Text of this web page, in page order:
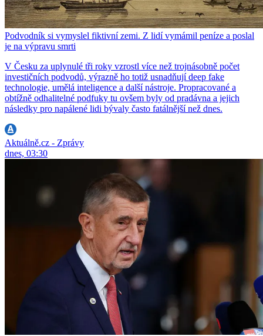
Podvodník si vymyslel fiktivní zemi. Z lidí vymámil peníze a poslal
je na výpravu smrti
V Česku za uplynulé tři roky vzrostl více než trojnásobně počet
investičních podvodů, výrazně ho totiž usnadňují deep fake
technologie, umělá inteligence a další nástroje. Propracované a
obtížně odhalitelné podfuky tu ovšem byly od pradávna a jejich
následky pro napálené lidi bývaly často fatálnější než dnes.
Aktuálně.cz - Zprávy
dnes, 03:30